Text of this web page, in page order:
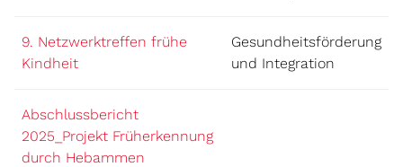
9. Netzwerktreffen frühe
Kindheit
Gesundheitsförderung
und Integration
Abschlussbericht
2025_Projekt Früherkennung
durch Hebammen